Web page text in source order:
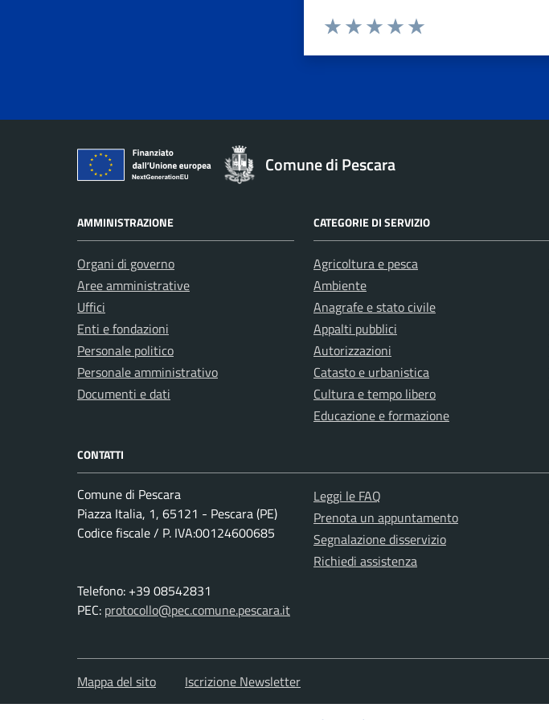
Comune di Pescara
AMMINISTRAZIONE
Organi di governo
Aree amministrative
Uffici
Enti e fondazioni
Personale politico
Personale amministrativo
Documenti e dati
CATEGORIE DI SERVIZIO
Agricoltura e pesca
Ambiente
Anagrafe e stato civile
Appalti pubblici
Autorizzazioni
Catasto e urbanistica
Cultura e tempo libero
Educazione e formazione
CONTATTI
Comune di Pescara
Piazza Italia, 1, 65121 - Pescara (PE)
Codice fiscale / P. IVA:00124600685
Telefono: +39 08542831
PEC: protocollo@pec.comune.pescara.it
Leggi le FAQ
Prenota un appuntamento
Segnalazione disservizio
Richiedi assistenza
Mappa del sito Iscrizione Newsletter